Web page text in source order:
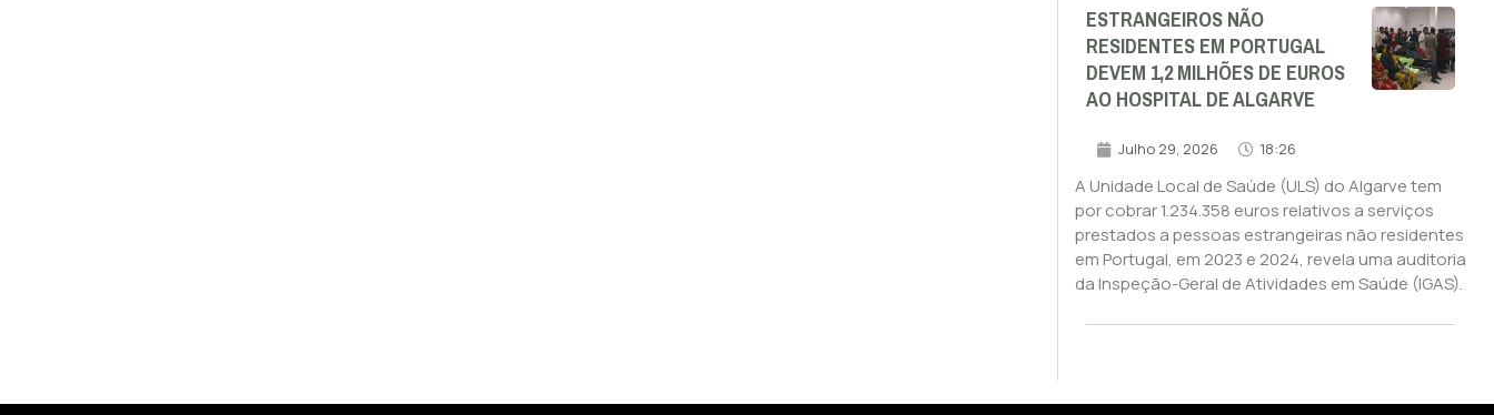
ESTRANGEIROS NÃO
RESIDENTES EM PORTUGAL
DEVEM 1,2 MILHÕES DE EUROS
AO HOSPITAL DE ALGARVE
Julho 29, 2026 18:26
A Unidade Local de Saúde (ULS) do Algarve tem
por cobrar 1.234.358 euros relativos a serviços
prestados a pessoas estrangeiras não residentes
em Portugal, em 2023 e 2024, revela uma auditoria
da Inspeção-Geral de Atividades em Saúde (IGAS).